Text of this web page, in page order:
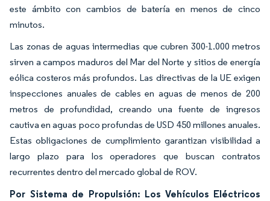
este ámbito con cambios de batería en menos de cinco
minutos.
Las zonas de aguas intermedias que cubren 300-1.000 metros
sirven a campos maduros del Mar del Norte y sitios de energía
eólica costeros más profundos. Las directivas de la UE exigen
inspecciones anuales de cables en aguas de menos de 200
metros de profundidad, creando una fuente de ingresos
cautiva en aguas poco profundas de USD 450 millones anuales.
Estas obligaciones de cumplimiento garantizan visibilidad a
largo plazo para los operadores que buscan contratos
recurrentes dentro del mercado global de ROV.
Por Sistema de Propulsión: Los Vehículos Eléctricos